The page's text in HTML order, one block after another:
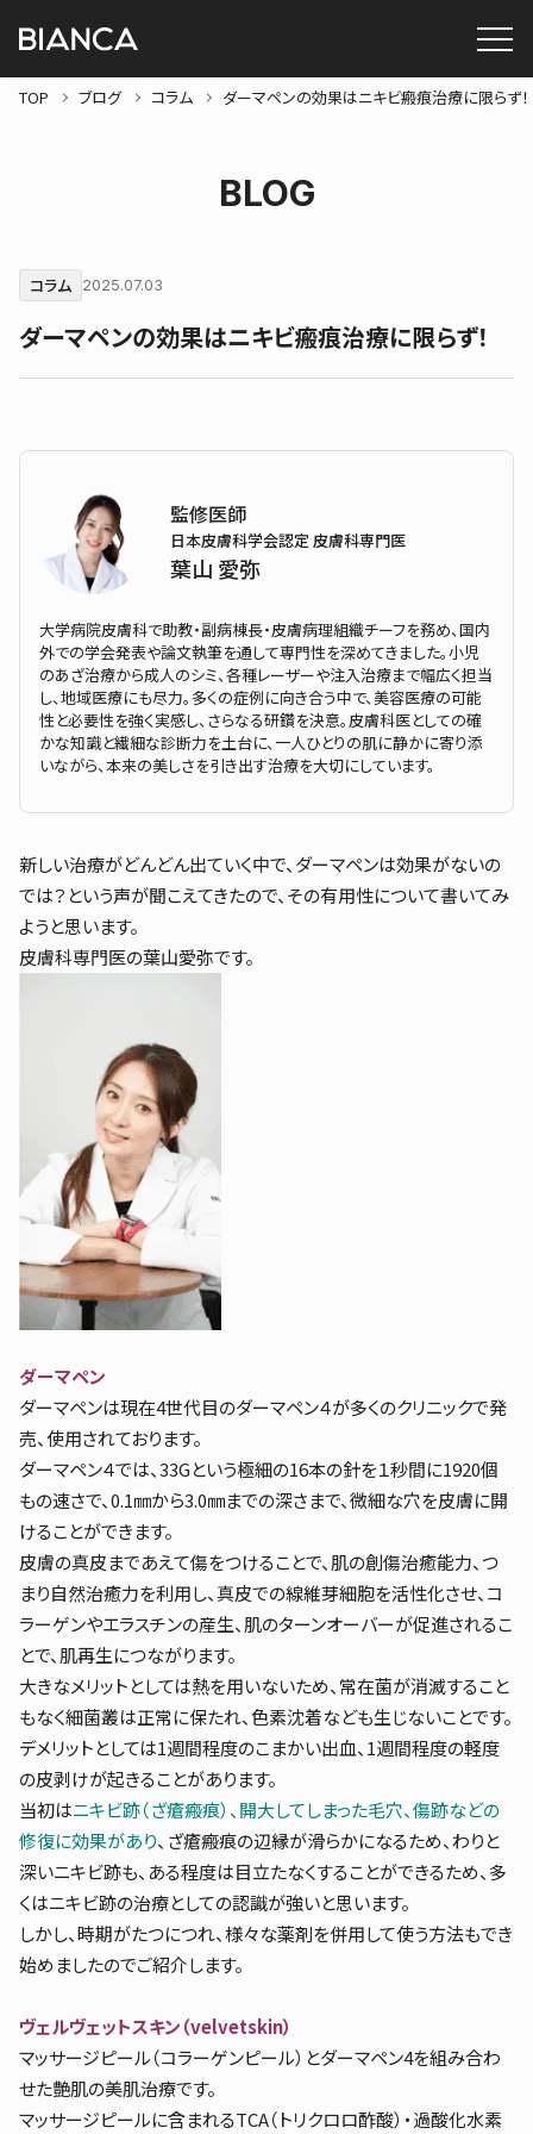
TOP ブログ コラム ダーマペンの効果はニキビ瘢痕治療に限らず！
BLOG
コラム 2025.07.03
ダーマペンの効果はニキビ瘢痕治療に限らず！
監修医師
日本皮膚科学会認定 皮膚科専門医
葉山 愛弥
大学病院皮膚科で助教・副病棟長・皮膚病理組織チーフを務め、国内
外での学会発表や論文執筆を通して専門性を深めてきました。小児
のあざ治療から成人のシミ、各種レーザーや注入治療まで幅広く担当
し、地域医療にも尽力。多くの症例に向き合う中で、美容医療の可能
性と必要性を強く実感し、さらなる研鑽を決意。皮膚科医としての確
かな知識と繊細な診断力を土台に、一人ひとりの肌に静かに寄り添
いながら、本来の美しさを引き出す治療を大切にしています。
新しい治療がどんどん出ていく中で、ダーマペンは効果がないの
では？という声が聞こえてきたので、その有用性について書いてみ
ようと思います。
皮膚科専門医の葉山愛弥です。
ダーマペン
ダーマペンは現在4世代目のダーマペン４が多くのクリニックで発
売、使用されております。
ダーマペン４では、33Gという極細の16本の針を１秒間に1920個
もの速さで、0.1㎜から3.0㎜までの深さまで、微細な穴を皮膚に開
けることができます。
皮膚の真皮まであえて傷をつけることで、肌の創傷治癒能力、つ
まり自然治癒力を利用し、真皮での線維芽細胞を活性化させ、コ
ラーゲンやエラスチンの産生、肌のターンオーバーが促進されるこ
とで、肌再生につながります。
大きなメリットとしては熱を用いないため、常在菌が消滅すること
もなく細菌叢は正常に保たれ、色素沈着なども生じないことです。
デメリットとしては1週間程度のこまかい出血、1週間程度の軽度
の皮剥けが起きることがあります。
当初はニキビ跡（ざ瘡瘢痕）、開大してしまった毛穴、傷跡などの
修復に効果があり、ざ瘡瘢痕の辺縁が滑らかになるため、わりと
深いニキビ跡も、ある程度は目立たなくすることができるため、多
くはニキビ跡の治療としての認識が強いと思います。
しかし、時期がたつにつれ、様々な薬剤を併用して使う方法もでき
始めましたのでご紹介します。
ヴェルヴェットスキン（velvetskin）
マッサージピール（コラーゲンピール）とダーマペン4を組み合わ
せた艶肌の美肌治療です。
マッサージピールに含まれるTCA（トリクロロ酢酸）・過酸化水素